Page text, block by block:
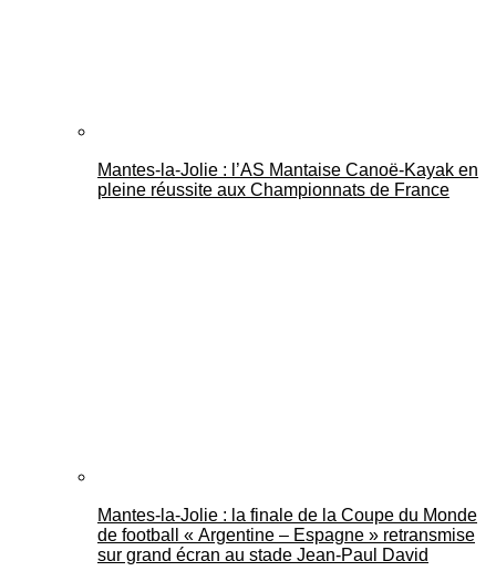
Mantes-la-Jolie : l’AS Mantaise Canoë‑Kayak en
pleine réussite aux Championnats de France
Mantes-la-Jolie : la finale de la Coupe du Monde
de football « Argentine – Espagne » retransmise
sur grand écran au stade Jean-Paul David